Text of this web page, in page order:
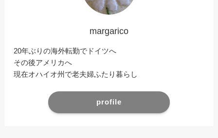
margarico
20年ぶりの海外転勤でドイツへ
その後アメリカへ
現在オハイオ州で老夫婦ふたり暮らし
profile